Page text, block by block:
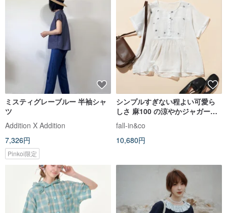
ミスティグレーブルー 半袖シャ
ツ
Addition X Addition
7,326円
Pinkoi限定
シンプルすぎない程よい可愛ら
しさ 麻100 の涼やかジャガード
ブラウス 半袖ブラウス ホワイ
ト260702-1
fall-in&co
10,680円